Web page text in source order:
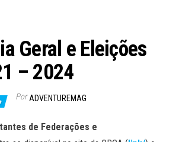
Geral e Eleições
– 2024
Por ADVENTUREMAG
de Federações e